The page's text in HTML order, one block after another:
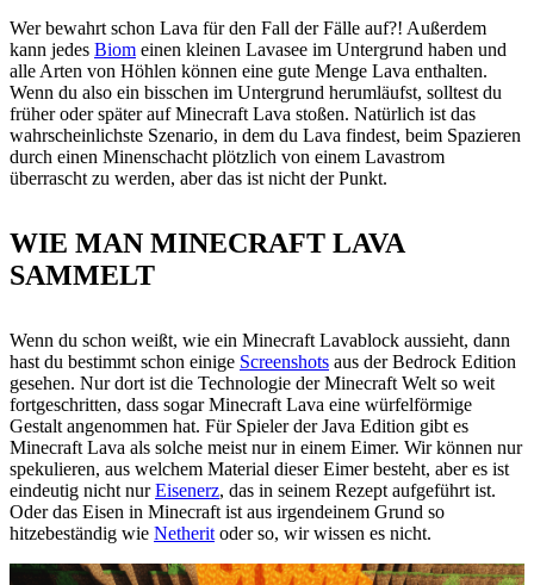
Wer bewahrt schon Lava für den Fall der Fälle auf?! Außerdem
kann jedes Biom einen kleinen Lavasee im Untergrund haben und
alle Arten von Höhlen können eine gute Menge Lava enthalten.
Wenn du also ein bisschen im Untergrund herumläufst, solltest du
früher oder später auf Minecraft Lava stoßen. Natürlich ist das
wahrscheinlichste Szenario, in dem du Lava findest, beim Spazieren
durch einen Minenschacht plötzlich von einem Lavastrom
überrascht zu werden, aber das ist nicht der Punkt.
WIE MAN MINECRAFT LAVA
SAMMELT
Wenn du schon weißt, wie ein Minecraft Lavablock aussieht, dann
hast du bestimmt schon einige Screenshots aus der Bedrock Edition
gesehen. Nur dort ist die Technologie der Minecraft Welt so weit
fortgeschritten, dass sogar Minecraft Lava eine würfelförmige
Gestalt angenommen hat. Für Spieler der Java Edition gibt es
Minecraft Lava als solche meist nur in einem Eimer. Wir können nur
spekulieren, aus welchem Material dieser Eimer besteht, aber es ist
eindeutig nicht nurEisenerz, das in seinem Rezept aufgeführt ist.
Oder das Eisen in Minecraft ist aus irgendeinem Grund so
hitzebeständig wie Netherit oder so, wir wissen es nicht.